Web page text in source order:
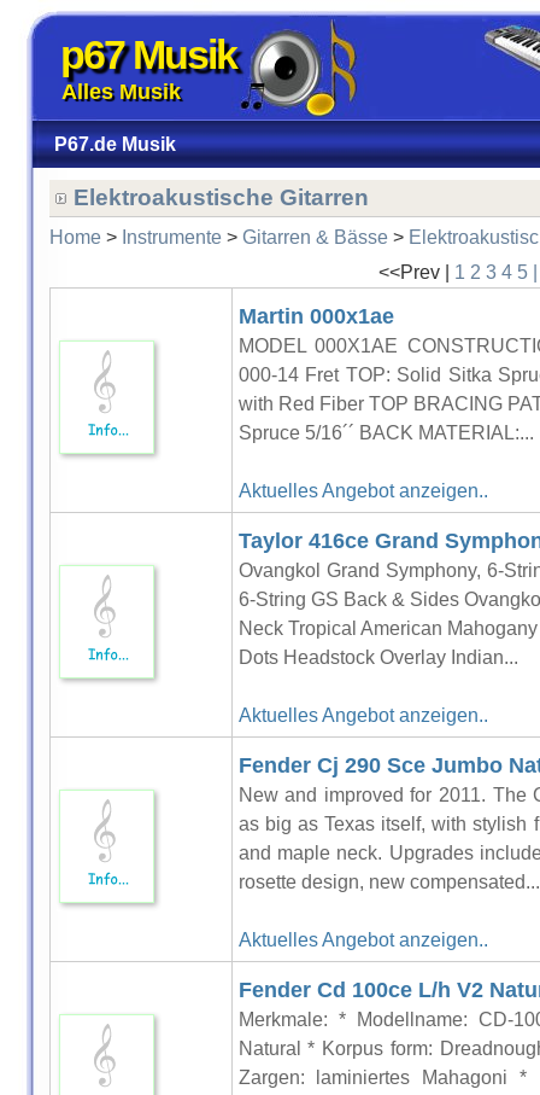
p67 Musik
Alles Musik
P67.de Musik
Elektroakustische Gitarren
Home> Instrumente> Gitarren & Bässe>
<<Prev | 1 2 3 4 5
Martin 000x1ae
MODEL 000X1AE
000-14 Fret TOP: Solid Sitka
with Red Fiber TOP BRACING
Spruce 5/16´´ BACK MATERIAL:...
Aktuelles Angebot anzeigen..
Taylor 416ce Grand
Ovangkol Grand Symphony, 6-
6-String GS Back & Sides
Neck Tropical American
Dots Headstock Overlay Indian...
Aktuelles Angebot anzeigen..
Fender Cj 290 Sce Jumbo
New and improved for 2011. The
as big as Texas itself, with stylish
and maple neck. Upgrades
rosette design, new compensated...
Aktuelles Angebot anzeigen..
Fender Cd 100ce L/h V2
Merkmale: * Modellname: CD-
Natural * Korpus form:
Zargen: laminiertes Mahagoni